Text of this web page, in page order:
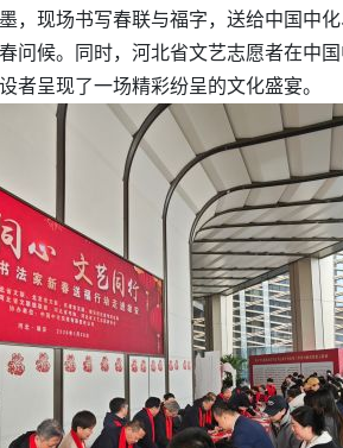
，现场书写春联与福字，送给中国中
问候。同时，河北省文艺志愿者在中
者呈现了一场精彩纷呈的文化盛宴。